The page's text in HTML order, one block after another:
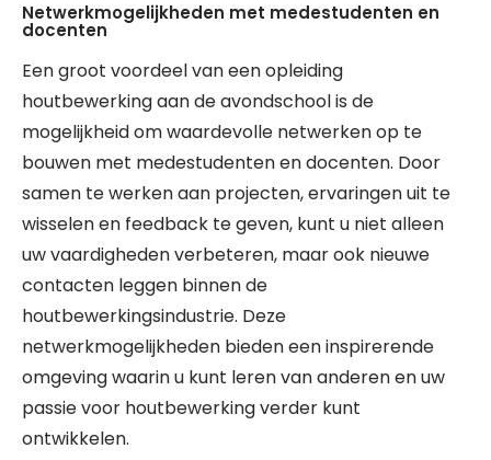
Netwerkmogelijkheden met medestudenten en
docenten
Een groot voordeel van een opleiding
houtbewerking aan de avondschool is de
mogelijkheid om waardevolle netwerken op te
bouwen met medestudenten en docenten. Door
samen te werken aan projecten, ervaringen uit te
wisselen en feedback te geven, kunt u niet alleen
uw vaardigheden verbeteren, maar ook nieuwe
contacten leggen binnen de
houtbewerkingsindustrie. Deze
netwerkmogelijkheden bieden een inspirerende
omgeving waarin u kunt leren van anderen en uw
passie voor houtbewerking verder kunt
ontwikkelen.